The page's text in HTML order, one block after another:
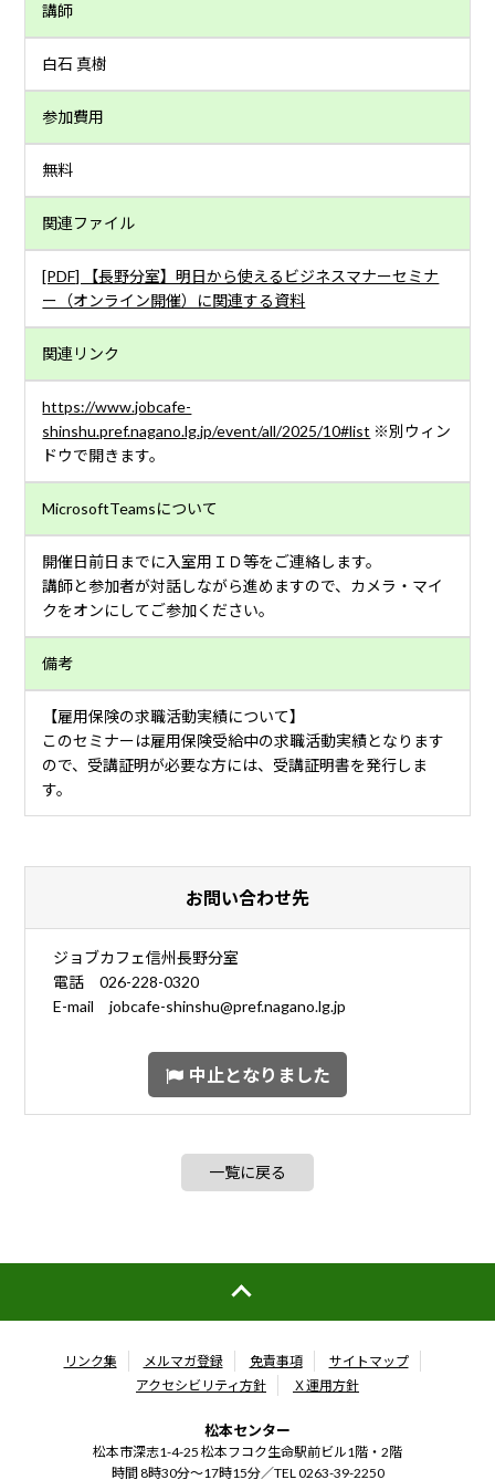
講師
白石 真樹
参加費用
無料
関連ファイル
[PDF] 【長野分室】明日から使えるビジネスマナーセミナ
ー（オンライン開催）に関連する資料
関連リンク
https://www.jobcafe-
shinshu.pref.nagano.lg.jp/event/all/2025/10#list ※別ウィン
ドウで開きます。
MicrosoftTeamsについて
開催日前日までに入室用ＩＤ等をご連絡します。
講師と参加者が対話しながら進めますので、カメラ・マイ
クをオンにしてご参加ください。
備考
【雇用保険の求職活動実績について】
このセミナーは雇用保険受給中の求職活動実績となります
ので、受講証明が必要な方には、受講証明書を発行しま
す。
お問い合わせ先
ジョブカフェ信州長野分室
電話 026-228-0320
E-mail jobcafe-shinshu@pref.nagano.lg.jp
中止となりました
一覧に戻る
リンク集 メルマガ登録 免責事項
サイトマップ
アクセシビリティ方針
Ｘ運用方針
松本センター
松本市深志1-4-25 松本フコク生命駅前ビル1階・2階
時間 8時30分～17時15分／TEL 0263-39-2250